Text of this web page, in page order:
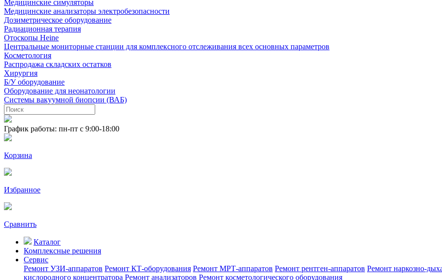
Медицинские симуляторы
Медицинские анализаторы электробезопасности
Дозиметрическое оборудование
Радиационная терапия
Отоскопы Heine
Центральные мониторные станции для комплексного отслеживания всех основных параметров
Косметология
Распродажа складских остатков
Хирургия
Б/У оборудование
Оборудование для неонатологии
Системы вакуумной биопсии (ВАБ)
График работы: пн-пт с 9:00-18:00
Корзина
Избранное
Сравнить
Каталог
Комплексные решения
Сервис
Ремонт УЗИ-аппаратов Ремонт КТ-оборудования Ремонт МРТ-аппаратов Ремонт рентген-аппаратов Ремонт наркозно-
кислородного концентратора Ремонт анализаторов Ремонт косметологического оборудования